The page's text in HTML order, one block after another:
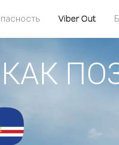
Viber Out
КАК